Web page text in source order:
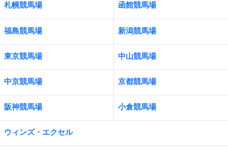
札幌競馬場 函館競馬場
福島競馬場 新潟競馬場
東京競馬場 中山競馬場
中京競馬場 京都競馬場
阪神競馬場 小倉競馬場
ウィンズ・エクセル